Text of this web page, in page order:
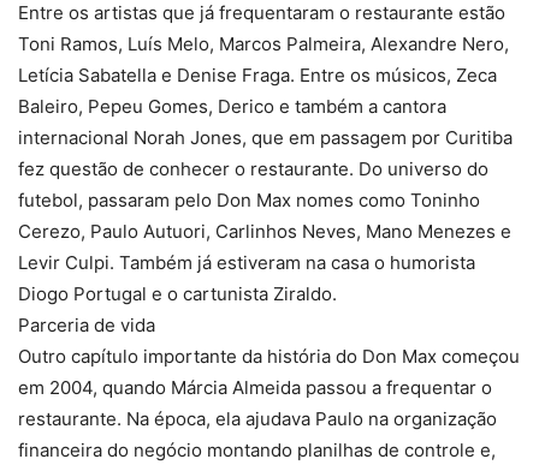
Entre os artistas que já frequentaram o restaurante estão
Toni Ramos, Luís Melo, Marcos Palmeira, Alexandre Nero,
Letícia Sabatella e Denise Fraga. Entre os músicos, Zeca
Baleiro, Pepeu Gomes, Derico e também a cantora
internacional Norah Jones, que em passagem por Curitiba
fez questão de conhecer o restaurante. Do universo do
futebol, passaram pelo Don Max nomes como Toninho
Cerezo, Paulo Autuori, Carlinhos Neves, Mano Menezes e
Levir Culpi. Também já estiveram na casa o humorista
Diogo Portugal e o cartunista Ziraldo.
Parceria de vida
Outro capítulo importante da história do Don Max começou
em 2004, quando Márcia Almeida passou a frequentar o
restaurante. Na época, ela ajudava Paulo na organização
financeira do negócio montando planilhas de controle e,